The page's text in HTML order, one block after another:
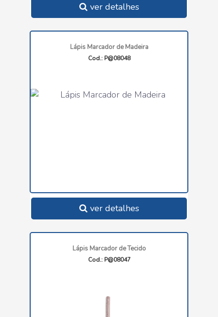
ver detalhes
Lápis Marcador de Madeira
Cod.: P@08048
ver detalhes
Lápis Marcador de Tecido
Cod.: P@08047